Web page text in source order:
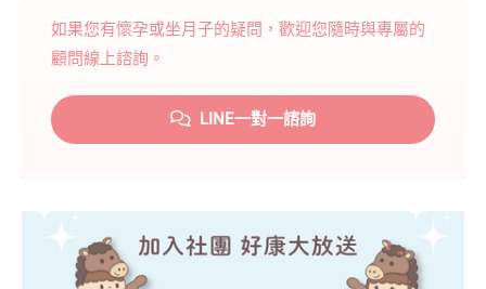
如果您有懷孕或坐月子的疑問，歡迎您隨時與專屬的
顧問線上諮詢。
LINE一對一諮詢